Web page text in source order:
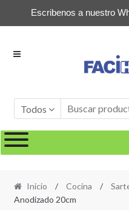
Escribenos a nuestro
Ir
Ir
Todos
Inicio / Cocina /
Anodizado 20cm